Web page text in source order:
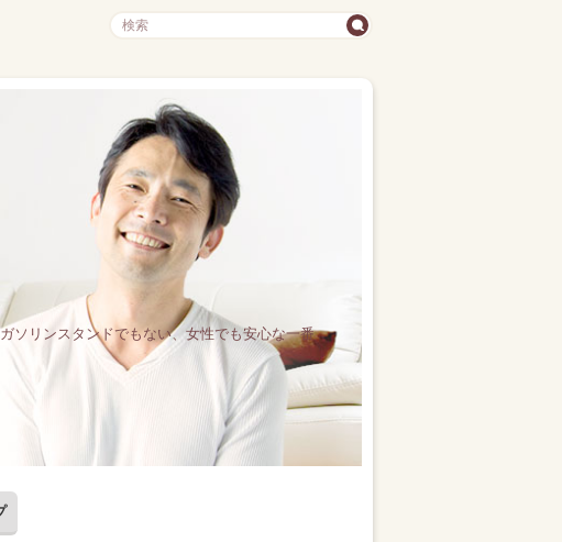
ソリンスタンドでもない、女性でも安心な一番